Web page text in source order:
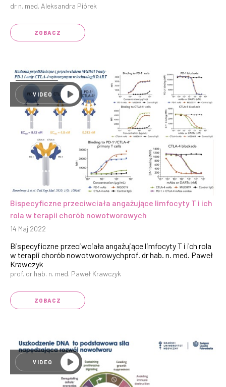
dr n. med. Aleksandra Piórek
ZOBACZ
VIDEO
Bispecyficzne przeciwciała angażujące limfocyty T i ich
rola w terapii chorób nowotworowych
14 Maj 2022
Bispecyficzne przeciwciała angażujące limfocyty T i ich rola
w terapii chorób nowotworowychprof. dr hab. n. med. Paweł
Krawczyk
prof. dr hab. n. med. Paweł Krawczyk
ZOBACZ
VIDEO